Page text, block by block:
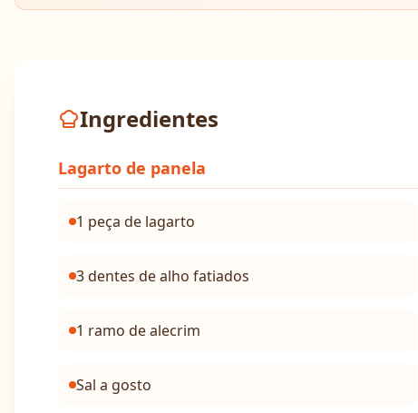
Ingredientes
Lagarto de panela
1 peça de lagarto
3 dentes de alho fatiados
1 ramo de alecrim
Sal a gosto